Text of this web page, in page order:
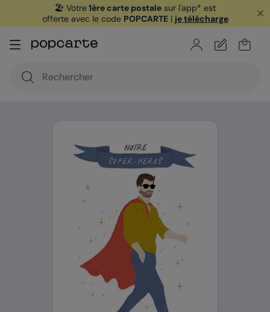
🏖️ Votre1ère carte postale sur l'app* est
offerte avec le code POPCARTE| je télécharge